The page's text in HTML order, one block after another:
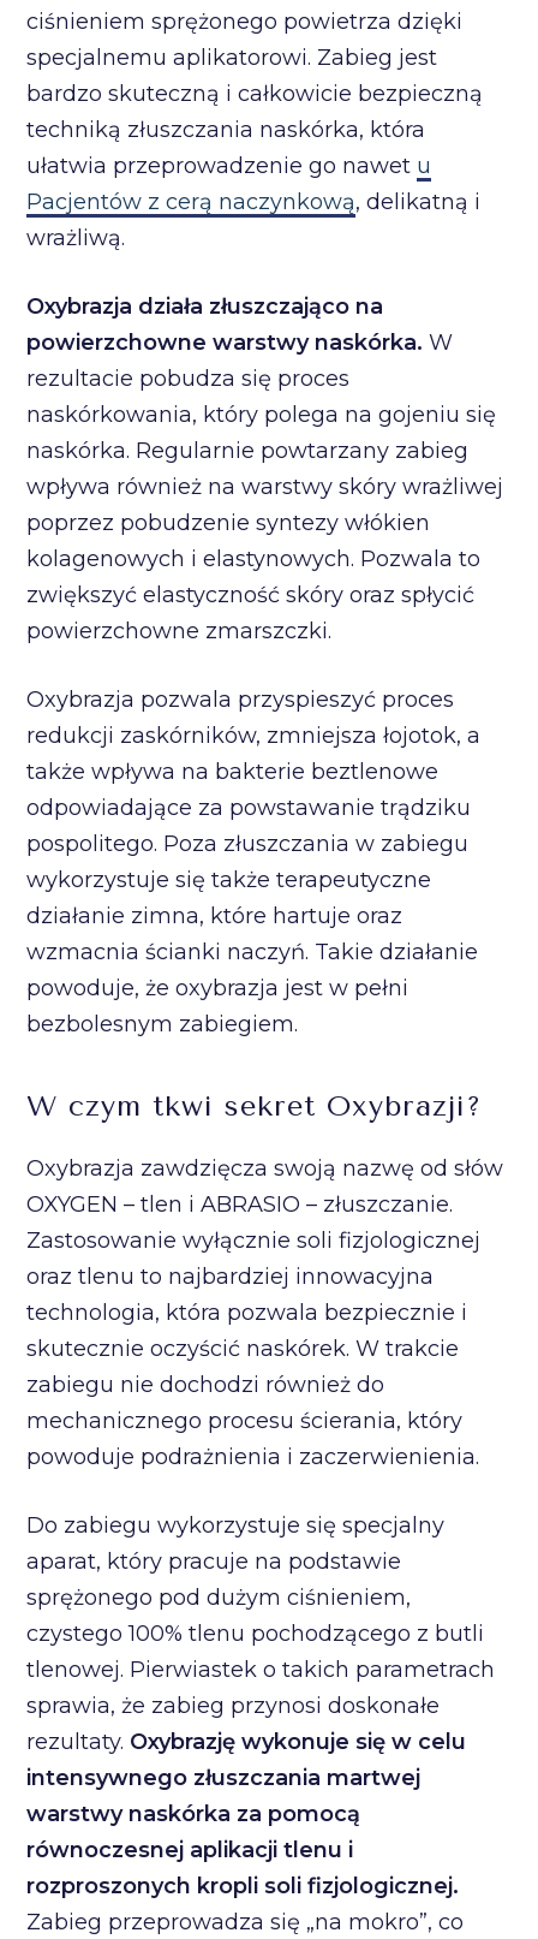
ciśnieniem sprężonego powietrza dzięki
specjalnemu aplikatorowi. Zabieg jest
bardzo skuteczną i całkowicie bezpieczną
techniką złuszczania naskórka, która
ułatwia przeprowadzenie go nawet u
Pacjentów z cerą naczynkową, delikatną i
wrażliwą.
Oxybrazja działa złuszczająco na
powierzchowne warstwy naskórka. W
rezultacie pobudza się proces
naskórkowania, który polega na gojeniu się
naskórka. Regularnie powtarzany zabieg
wpływa również na warstwy skóry wrażliwej
poprzez pobudzenie syntezy włókien
kolagenowych i elastynowych. Pozwala to
zwiększyć elastyczność skóry oraz spłycić
powierzchowne zmarszczki.
Oxybrazja pozwala przyspieszyć proces
redukcji zaskórników, zmniejsza łojotok, a
także wpływa na bakterie beztlenowe
odpowiadające za powstawanie trądziku
pospolitego. Poza złuszczania w zabiegu
wykorzystuje się także terapeutyczne
działanie zimna, które hartuje oraz
wzmacnia ścianki naczyń. Takie działanie
powoduje, że oxybrazja jest w pełni
bezbolesnym zabiegiem.
W czym tkwi sekret Oxybrazji?
Oxybrazja zawdzięcza swoją nazwę od słów
OXYGEN – tlen i ABRASIO – złuszczanie.
Zastosowanie wyłącznie soli fizjologicznej
oraz tlenu to najbardziej innowacyjna
technologia, która pozwala bezpiecznie i
skutecznie oczyścić naskórek. W trakcie
zabiegu nie dochodzi również do
mechanicznego procesu ścierania, który
powoduje podrażnienia i zaczerwienienia.
Do zabiegu wykorzystuje się specjalny
aparat, który pracuje na podstawie
sprężonego pod dużym ciśnieniem,
czystego 100% tlenu pochodzącego z butli
tlenowej. Pierwiastek o takich parametrach
sprawia, że zabieg przynosi doskonałe
rezultaty. Oxybrazję wykonuje się w celu
intensywnego złuszczania martwej
warstwy naskórka za pomocą
równoczesnej aplikacji tlenu i
rozproszonych kropli soli fizjologicznej.
Zabieg przeprowadza się „na mokro”, co